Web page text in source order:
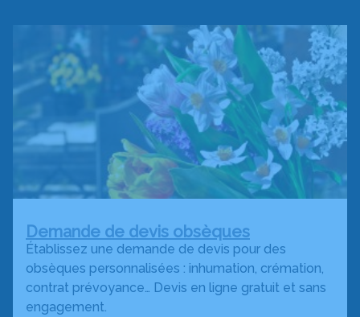
Demande de devis obsèques
Établissez une demande de devis pour des
obsèques personnalisées : inhumation, crémation,
contrat prévoyance… Devis en ligne gratuit et sans
engagement.